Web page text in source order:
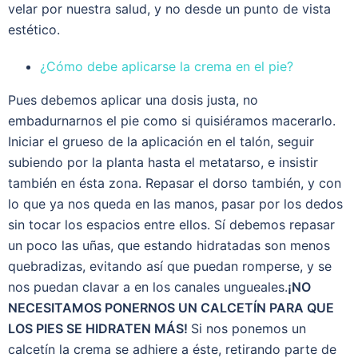
velar por nuestra salud, y no desde un punto de vista
estético.
¿Cómo debe aplicarse la crema en el pie?
Pues debemos aplicar una dosis justa, no
embadurnarnos el pie como si quisiéramos macerarlo.
Iniciar el grueso de la aplicación en el talón, seguir
subiendo por la planta hasta el metatarso, e insistir
también en ésta zona. Repasar el dorso también, y con
lo que ya nos queda en las manos, pasar por los dedos
sin tocar los espacios entre ellos. Sí debemos repasar
un poco las uñas, que estando hidratadas son menos
quebradizas, evitando así que puedan romperse, y se
nos puedan clavar a en los canales ungueales.¡NO
NECESITAMOS PONERNOS UN CALCETÍN PARA QUE
LOS PIES SE HIDRATEN MÁS! Si nos ponemos un
calcetín la crema se adhiere a éste, retirando parte de